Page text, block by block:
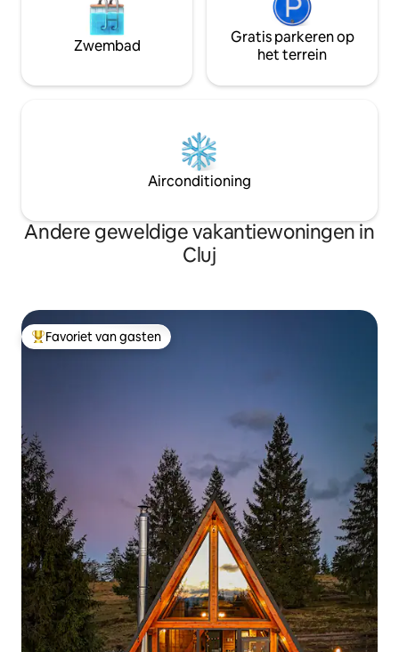
Zwembad
Gratis parkeren op
het terrein
Airconditioning
Andere geweldige vakantiewoningen in
Cluj
Topfavoriet van gasten
Favoriet van gasten